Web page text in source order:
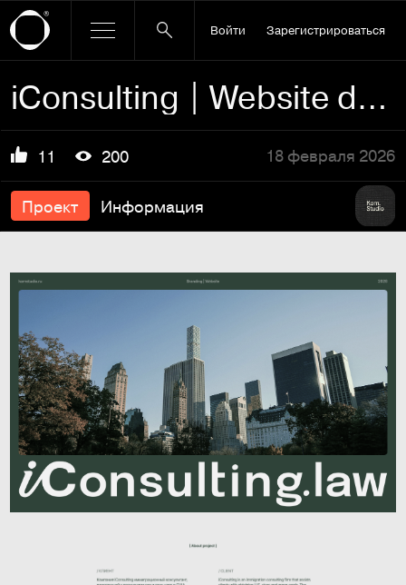
Войти Зарегистрироваться
iConsulting | Website design & Brand Identity
11 200 18 февраля 2026
Проект Информация